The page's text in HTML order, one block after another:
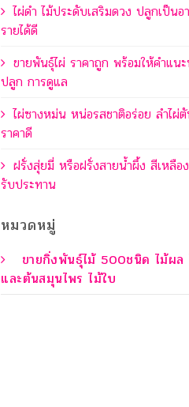
ไผ่ดำ ไม้ประดับเสริมดวง ปลูกเป็นอ
รายได้ดี
ขายพันธุ์ไผ่ ราคาถูก พร้อมให้คำแน
ปลูก การดูแล
ไผ่ซางหม่น หน่อรสชาติอร่อย ลำไผ่
ราคาดี
ฝรั่งสุ่ยมี่ หรือฝรั่งสายน้ำผึ้ง สีเหลือ
รับประทาน
หมวดหมู่
ขายกิ่งพันธุ์ไม้ 500ชนิด ไม้ผล
และต้นสมุนไพร ไม้ใบ